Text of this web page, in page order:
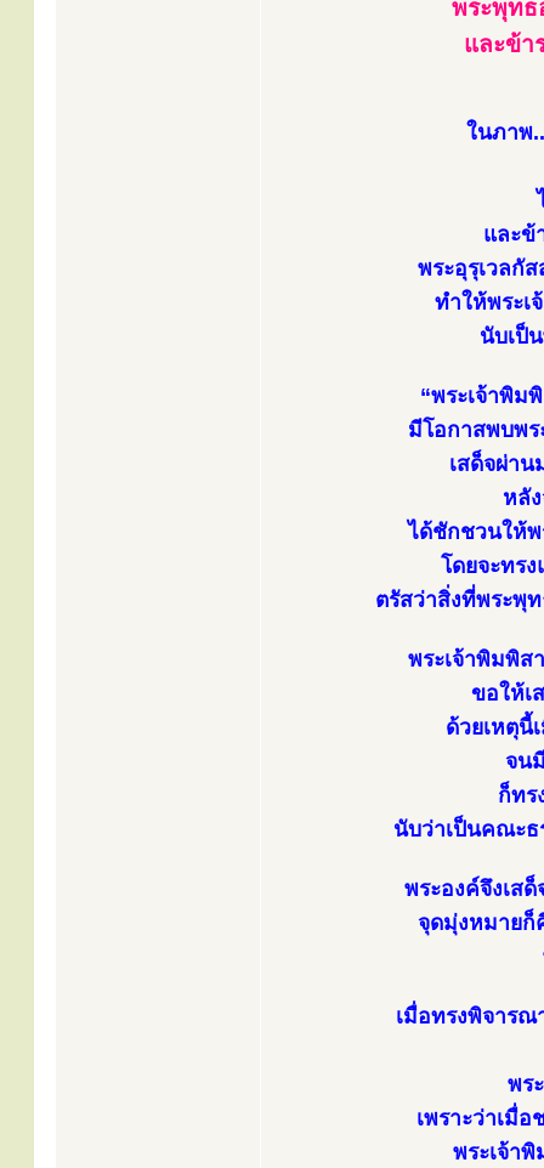
พระพุทธ
และข้า
ในภาพ
และข้
พระอุรุเวลกั
ทำให้พระเ
นับเป็
“พระเจ้าพิม
มีโอกาสพบพ
เสด็จผ่า
หลั
ได้ชักชวนให้พ
โดยจะทร
ตรัสว่าสิ่งที่พระพุ
พระเจ้าพิมพิส
ขอให้เ
ด้วยเหตุนี้
จน
ก็ทร
นับว่าเป็นคณะธ
พระองค์จึงเส
จุดมุ่งหมายก็
เมื่อทรงพิจารณ
พร
เพราะว่าเมื่
พระเจ้า